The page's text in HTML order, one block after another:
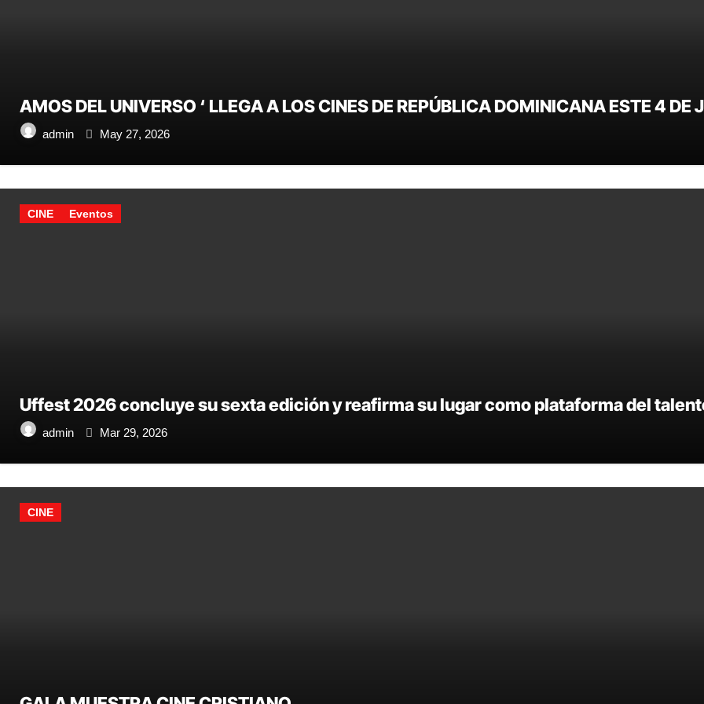
AMOS DEL UNIVERSO ‘ LLEGA A LOS CINES DE REPÚBLICA DOMINICANA ESTE 4 DE
admin May 27, 2026
CINE Eventos
Uffest 2026 concluye su sexta edición y reafirma su lugar como plataforma del
admin Mar 29, 2026
CINE